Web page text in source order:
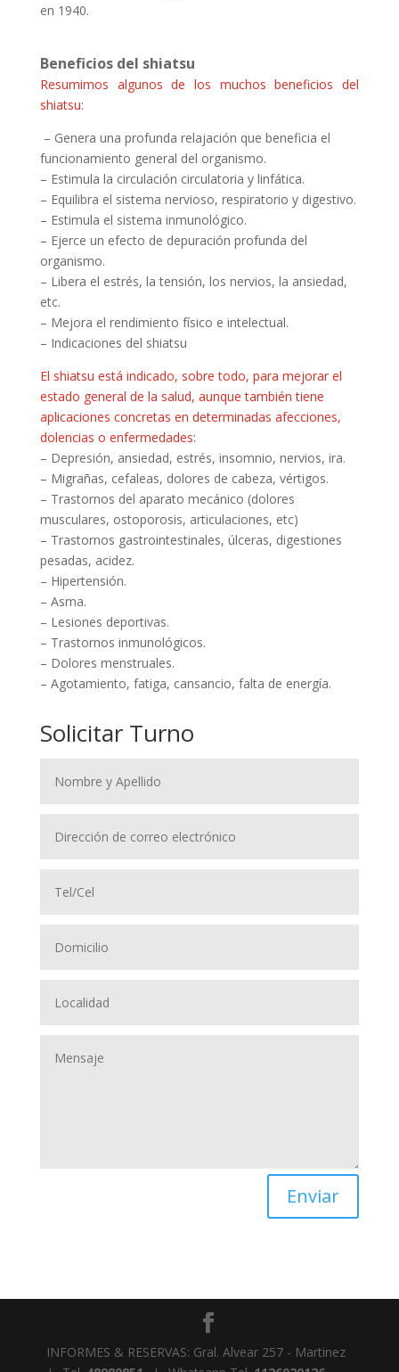
en 1940.
Beneficios del shiatsu
Resumimos algunos de los muchos beneficios del
shiatsu:
– Genera una profunda relajación que beneficia el
funcionamiento general del organismo.
– Estimula la circulación circulatoria y linfática.
– Equilibra el sistema nervioso, respiratorio y digestivo.
– Estimula el sistema inmunológico.
– Ejerce un efecto de depuración profunda del
organismo.
– Libera el estrés, la tensión, los nervios, la ansiedad,
etc.
– Mejora el rendimiento físico e intelectual.
– Indicaciones del shiatsu
El shiatsu está indicado, sobre todo, para mejorar el
estado general de la salud, aunque también tiene
aplicaciones concretas en determinadas afecciones,
dolencias o enfermedades:
– Depresión, ansiedad, estrés, insomnio, nervios, ira.
– Migrañas, cefaleas, dolores de cabeza, vértigos.
– Trastornos del aparato mecánico (dolores
musculares, ostoporosis, articulaciones, etc)
– Trastornos gastrointestinales, úlceras, digestiones
pesadas, acidez.
– Hipertensión.
– Asma.
– Lesiones deportivas.
– Trastornos inmunológicos.
– Dolores menstruales.
– Agotamiento, fatiga, cansancio, falta de energía.
Solicitar Turno
Enviar
INFORMES & RESERVAS: Gral. Alvear 257 - Martinez